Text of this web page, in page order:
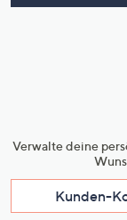
Verwalte deine
Kunden-